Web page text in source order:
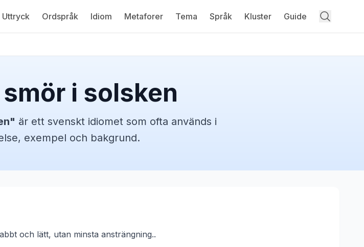
Uttryck Ordspråk Idiom Metaforer Tema Språk Kluster Guide
i solsken
" är ett svenskt idiomet som ofta används i
exempel och bakgrund.
och lätt, utan minsta ansträngning..